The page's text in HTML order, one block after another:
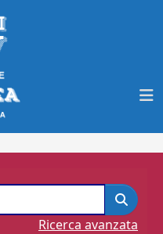
Ricerca avanzata